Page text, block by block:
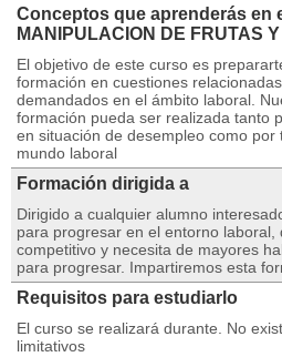
Conceptos que aprenderás en
MANIPULACION DE FRUTAS
El objetivo de este curso es
formación en cuestiones
demandados en el ámbito laboral.
formación pueda ser realizada tanto
en situación de desempleo como
mundo laboral
Formación dirigida a
Dirigido a cualquier alumno
para progresar en el entorno laboral,
competitivo y necesita de mayores
para progresar. Impartiremos esta
Requisitos para estudiarlo
El curso se realizará durante. No
limitativos